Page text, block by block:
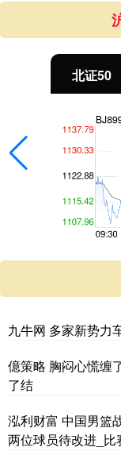
北证50
九牛网 多家新势力
億策略 胸闷心慌缠
了结
泓利财富 中国男篮
两位球员待改进_